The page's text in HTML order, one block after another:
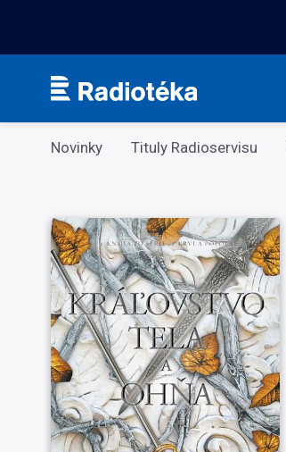
Kategorie
Novinky Tituly Radioservisu